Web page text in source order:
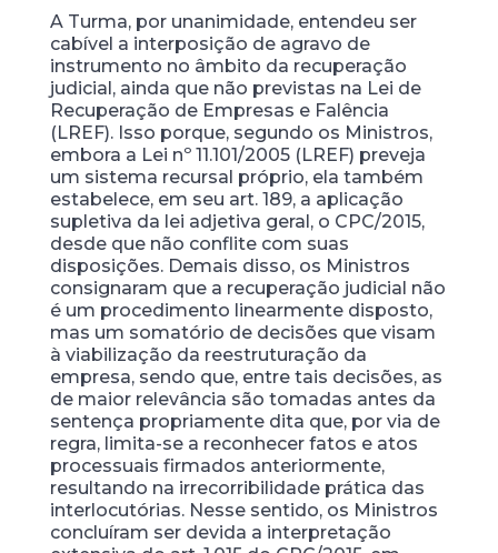
A Turma, por unanimidade, entendeu ser
cabível a interposição de agravo de
instrumento no âmbito da recuperação
judicial, ainda que não previstas na Lei de
Recuperação de Empresas e Falência
(LREF). Isso porque, segundo os Ministros,
embora a Lei nº 11.101/2005 (LREF) preveja
um sistema recursal próprio, ela também
estabelece, em seu art. 189, a aplicação
supletiva da lei adjetiva geral, o CPC/2015,
desde que não conflite com suas
disposições. Demais disso, os Ministros
consignaram que a recuperação judicial não
é um procedimento linearmente disposto,
mas um somatório de decisões que visam
à viabilização da reestruturação da
empresa, sendo que, entre tais decisões, as
de maior relevância são tomadas antes da
sentença propriamente dita que, por via de
regra, limita-se a reconhecer fatos e atos
processuais firmados anteriormente,
resultando na irrecorribilidade prática das
interlocutórias. Nesse sentido, os Ministros
concluíram ser devida a interpretação